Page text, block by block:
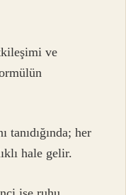
ve
tanıdığında; her
hale gelir.